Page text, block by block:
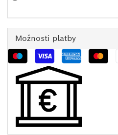
Možnosti platby